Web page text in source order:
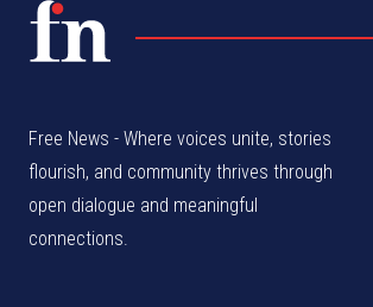
Free News - Where voices unite, stories
flourish, and community thrives through
open dialogue and meaningful
connections.